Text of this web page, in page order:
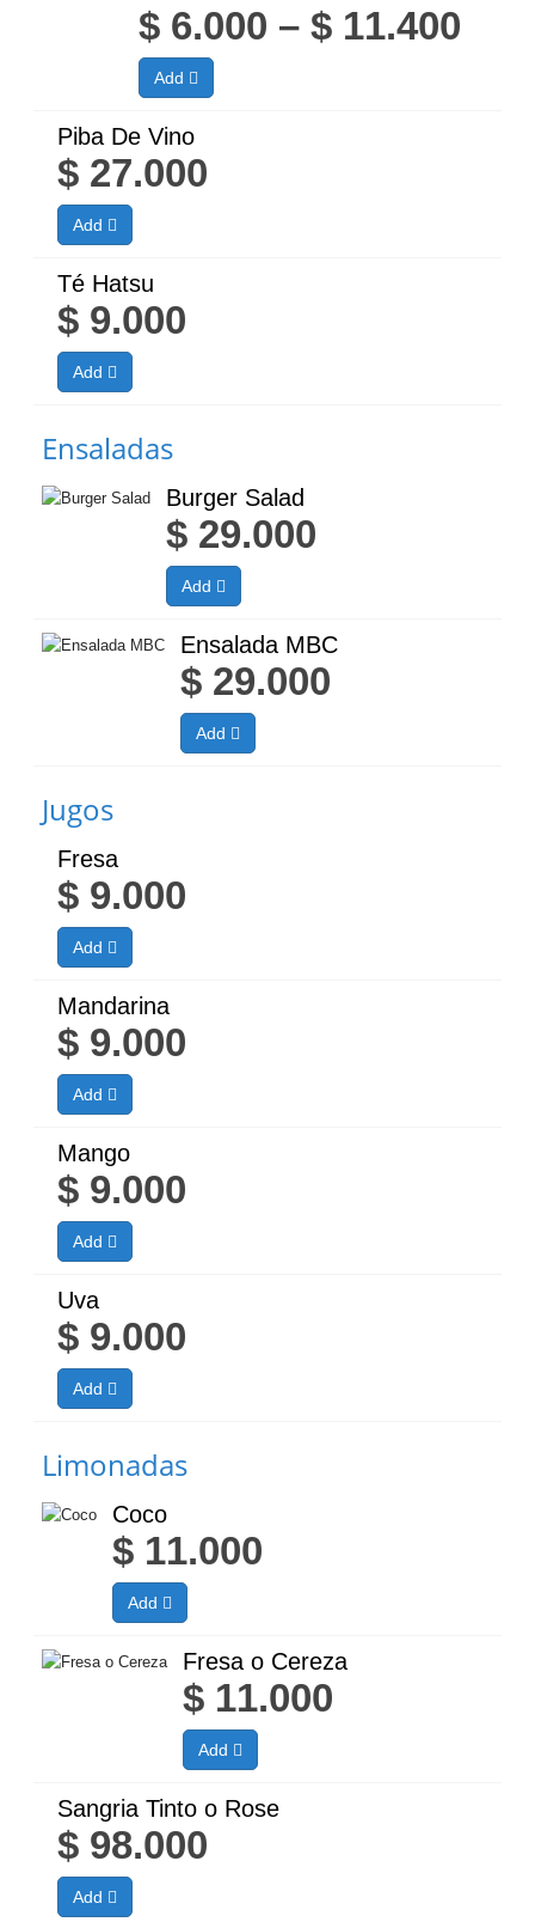
$ 6.000 – $ 11.400
Add
Piba De Vino
$ 27.000
Add
Té Hatsu
$ 9.000
Add
Ensaladas
Burger Salad
$ 29.000
Add
Ensalada MBC
$ 29.000
Add
Jugos
Fresa
$ 9.000
Add
Mandarina
$ 9.000
Add
Mango
$ 9.000
Add
Uva
$ 9.000
Add
Limonadas
Coco
$ 11.000
Add
Fresa o Cereza
$ 11.000
Add
Sangria Tinto o Rose
$ 98.000
Add